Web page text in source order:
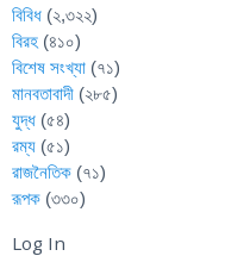
বিবিধ (২,৩২২)
বিরহ (৪১০)
বিশেষ সংখ্যা (৭১)
মানবতাবাদী (২৮৫)
যুদ্ধ (৫৪)
রম্য (৫১)
রাজনৈতিক (৭১)
রূপক (৩৩০)
Log In